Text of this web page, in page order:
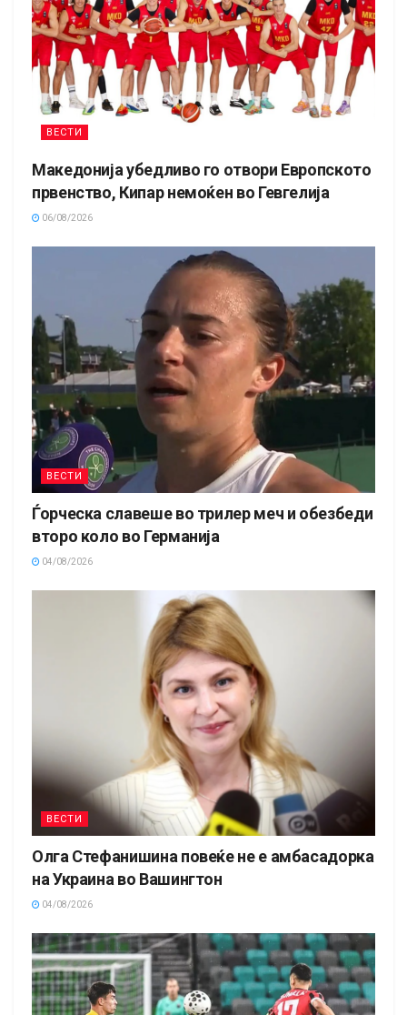
ВЕСТИ
Македонија убедливо го отвори Европското
првенство, Кипар немоќен во Гевгелија
06/08/2026
ВЕСТИ
Ѓорческа славеше во трилер меч и обезбеди
второ коло во Германија
04/08/2026
ВЕСТИ
Олга Стефанишина повеќе не е амбасадорка
на Украина во Вашингтон
04/08/2026